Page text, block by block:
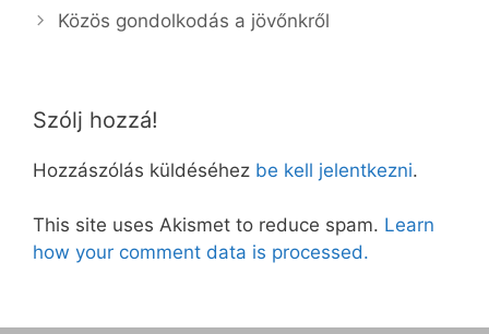
Közös gondolkodás a jövőnkről
Szólj hozzá!
Hozzászólás küldéséhez be kell jelentkezni.
This site uses Akismet to reduce spam. Learn
how your comment data is processed.